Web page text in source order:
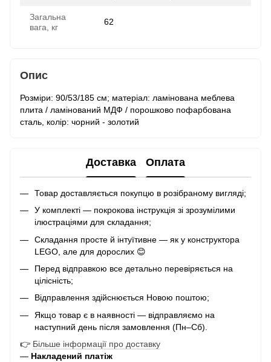
Загальна
вага, кг
62
Опис
Розміри: 90/53/185 см; матеріал: ламінована меблева
плита / ламінований МДФ / порошково пофарбована
сталь, колір: чорний - золотий
Доставка Оплата
Товар доставляється покупцю в розібраному вигляді;
У комплекті — покрокова інструкція зі зрозумілими
ілюстраціями для складання;
Складання просте й інтуїтивне — як у конструктора
LEGO, але для дорослих 😊
Перед відправкою все детально перевіряється на
цілісність;
Відправлення здійснюється Новою поштою;
Якщо товар є в наявності — відправляємо на
наступний день після замовлення (Пн–Сб).
👉 Більше інформації про доставку
— Накладений платіж